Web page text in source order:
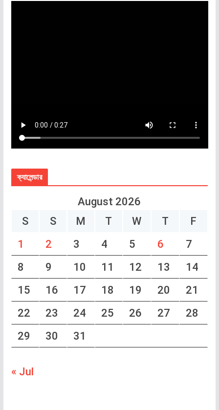
ক্যালেন্ডার
August 2026
S
S M T W T
F
1
2 3 4 5 6
7
8
9 10 11 12 13
14
15
16 17 18 19 20
21
22
23 24 25 26 27
28
29
30 31
« Jul